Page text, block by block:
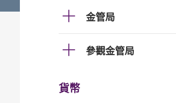
金管局
參觀金管局
貨幣